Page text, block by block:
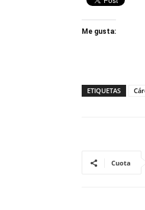
Me gusta:
ETIQUETAS
Cuota